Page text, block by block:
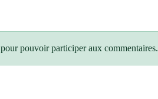
pour pouvoir participer aux commentaires.